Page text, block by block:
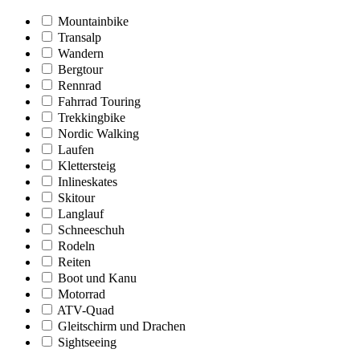
Mountainbike
Transalp
Wandern
Bergtour
Rennrad
Fahrrad Touring
Trekkingbike
Nordic Walking
Laufen
Klettersteig
Inlineskates
Skitour
Langlauf
Schneeschuh
Rodeln
Reiten
Boot und Kanu
Motorrad
ATV-Quad
Gleitschirm und Drachen
Sightseeing